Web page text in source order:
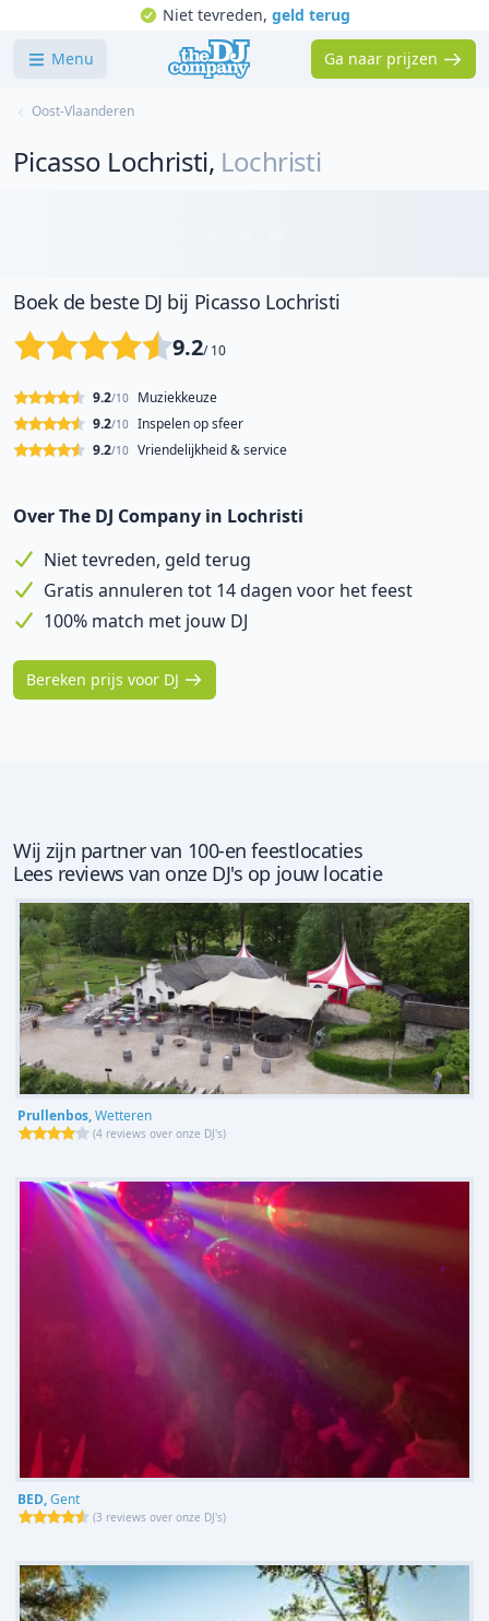
Niet tevreden, geld terug
Menu Ga naar prijzen
Oost-Vlaanderen
Picasso Lochristi, Lochristi
Boek de beste DJ bij Picasso Lochristi
9.2/ 10
Muziekkeuze
9.2/10
Inspelen op sfeer
9.2/10
Vriendelijkheid & service
9.2/10
Over The DJ Company in Lochristi
Niet tevreden, geld terug
Gratis annuleren tot 14 dagen voor het feest
100% match met jouw DJ
Bereken prijs voor DJ
Wij zijn partner van 100-en feestlocaties
Lees reviews van onze DJ's op jouw locatie
Prullenbos,Wetteren
(4 reviews over onze DJ's)
BED,Gent
(3 reviews over onze DJ's)